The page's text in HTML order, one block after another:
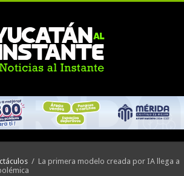
/ La primera modelo creada por IA llega a